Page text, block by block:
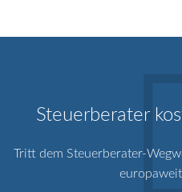
Steuerberater
Tritt dem Steuerberater-